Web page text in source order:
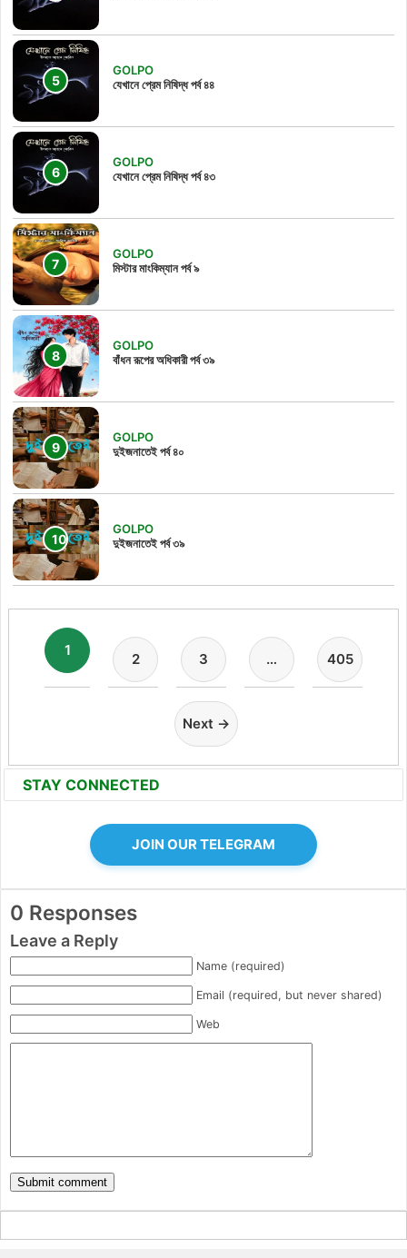
GOLPO
যেখানে প্রেম নিষিদ্ধ পর্ব ৪৪
GOLPO
যেখানে প্রেম নিষিদ্ধ পর্ব ৪৩
GOLPO
মিস্টার মাংকিম্যান পর্ব ৯
GOLPO
বাঁধন রূপের অধিকারী পর্ব ৩৯
GOLPO
দুইজনাতেই পর্ব ৪০
GOLPO
দুইজনাতেই পর্ব ৩৯
1
2 3 … 405
Next →
STAY CONNECTED
JOIN OUR TELEGRAM
0 Responses
Leave a Reply
Name (required)
Email (required, but never shared)
Web